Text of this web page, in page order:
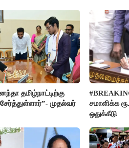
தமிழ்நாட்டிற்கு
முதல்வர்
சமாளிக்க
ஒதுக்கீடு